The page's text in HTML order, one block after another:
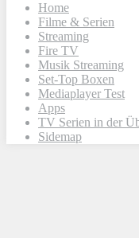
Home
Filme & Serien
Streaming
Fire TV
Musik Streaming
Set-Top Boxen
Mediaplayer Test
Apps
TV Serien in der
Sidemap